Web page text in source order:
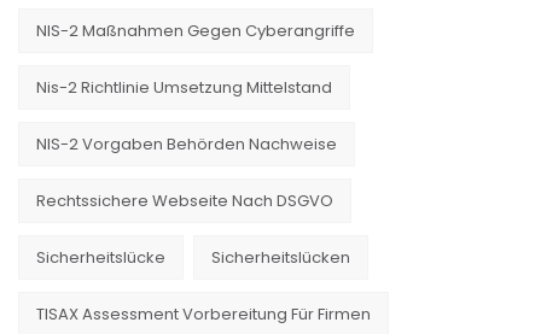
NIS-2 Maßnahmen Gegen Cyberangriffe
Nis-2 Richtlinie Umsetzung Mittelstand
NIS-2 Vorgaben Behörden Nachweise
Rechtssichere Webseite Nach DSGVO
Sicherheitslücke Sicherheitslücken
TISAX Assessment Vorbereitung Für Firmen